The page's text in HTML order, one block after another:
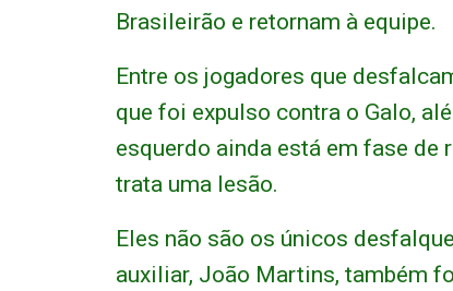
Brasileirão e retornam à equipe.
Entre os jogadores que
que foi expulso contra o Galo,
esquerdo ainda está em fase
trata uma lesão.
Eles não são os únicos
auxiliar, João Martins, também